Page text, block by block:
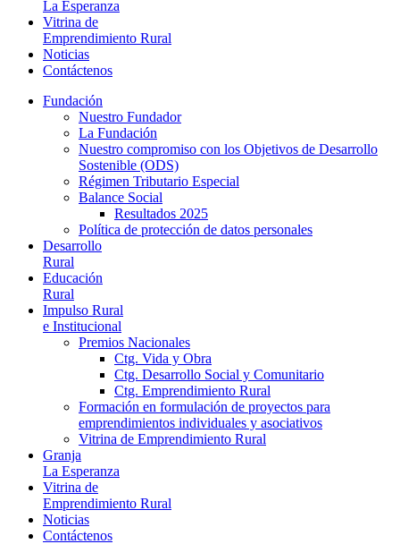
La Esperanza
Vitrina de
Emprendimiento Rural
Noticias
Contáctenos
Fundación
Nuestro Fundador
La Fundación
Nuestro compromiso con los Objetivos de Desarrollo
Sostenible (ODS)
Régimen Tributario Especial
Balance Social
Resultados 2025
Política de protección de datos personales
Desarrollo
Rural
Educación
Rural
Impulso Rural
e Institucional
Premios Nacionales
Ctg. Vida y Obra
Ctg. Desarrollo Social y Comunitario
Ctg. Emprendimiento Rural
Formación en formulación de proyectos para
emprendimientos individuales y asociativos
Vitrina de Emprendimiento Rural
Granja
La Esperanza
Vitrina de
Emprendimiento Rural
Noticias
Contáctenos